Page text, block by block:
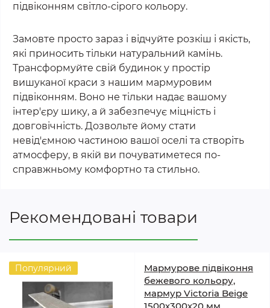
підвіконням світло-сірого кольору.
Замовте просто зараз і відчуйте розкіш і якість,
які приносить тільки натуральний камінь.
Трансформуйте свій будинок у простір
вишуканої краси з нашим мармуровим
підвіконням. Воно не тільки надає вашому
інтер'єру шику, а й забезпечує міцність і
довговічність. Дозвольте йому стати
невід'ємною частиною вашої оселі та створіть
атмосферу, в якій ви почуватиметеся по-
справжньому комфортно та стильно.
Рекомендовані товари
Популярний
Мармурове підвіконня
бежевого кольору,
мармур Victoria Beige